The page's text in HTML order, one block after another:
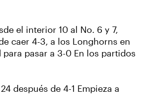
el interior 10 al No. 6 y 7,
caer 4-3, a los Longhorns en
pasar a 3-0 En los partidos
después de 4-1 Empieza a